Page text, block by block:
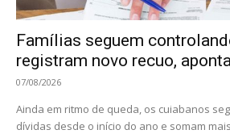
Famílias seguem
registram novo recuo,
07/08/2026
Ainda em ritmo de queda, os cuiabanos
dívidas desde o início do ano e somam